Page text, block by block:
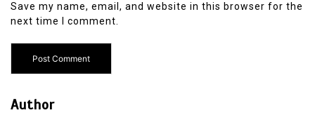
Save my name, email, and website in this browser for the
next time I comment.
Author